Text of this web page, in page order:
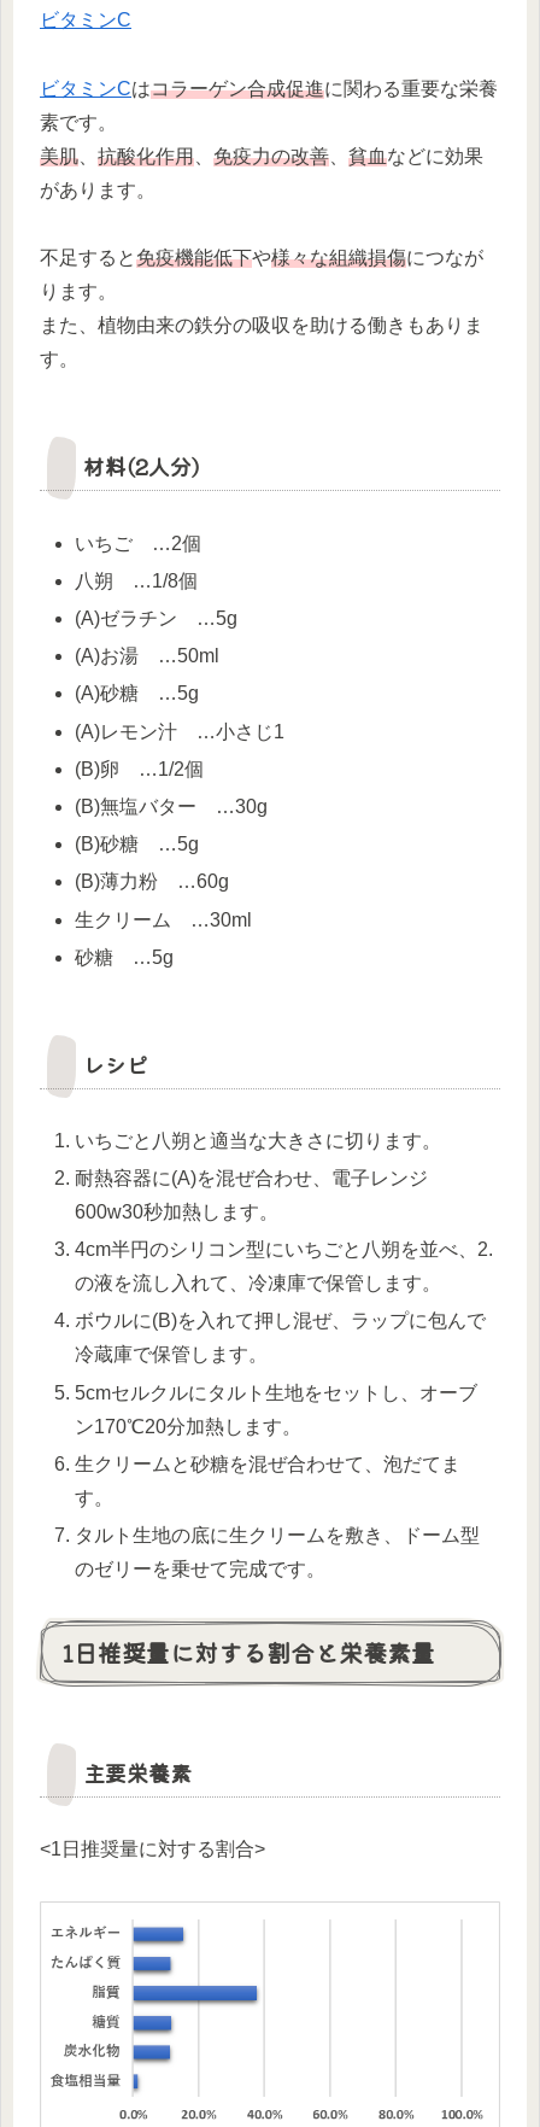
ビタミンC
ビタミンCはコラーゲン合成促進に関わる重要な栄養
素です。
美肌
抗酸化作用 免疫力の改善 貧血などに効果
があります。
不足すると免疫機能低下や様々な組織損傷につなが
ります。
また、植物由来の鉄分の吸収を助ける働きもありま
す。
材料(2人分)
いちご …2個
八朔 …1/8個
(A)ゼラチン …5g
(A)お湯 …50ml
(A)砂糖 …5g
(A)レモン汁 …小さじ1
(B)卵 …1/2個
(B)無塩バター …30g
(B)砂糖 …5g
(B)薄力粉 …60g
生クリーム …30ml
砂糖 …5g
レシピ
いちごと八朔と適当な大きさに切ります。
耐熱容器に(A)を混ぜ合わせ、電子レンジ
600w30秒加熱します。
4cm半円のシリコン型にいちごと八朔を並べ、2.
の液を流し入れて、冷凍庫で保管します。
ボウルに(B)を入れて押し混ぜ、ラップに包んで
冷蔵庫で保管します。
5cmセルクルにタルト生地をセットし、オーブ
ン170℃20分加熱します。
生クリームと砂糖を混ぜ合わせて、泡だてま
す。
タルト生地の底に生クリームを敷き、ドーム型
のゼリーを乗せて完成です。
1日推奨量に対する割合と栄養素量
主要栄養素
<1日推奨量に対する割合>